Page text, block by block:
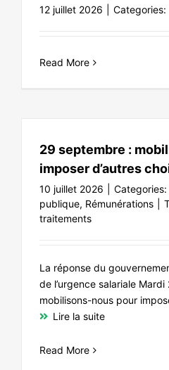
12 juillet 2026 Categories:
Read More
29 septembre :
imposer d’autres
10 juillet 2026 Categories:
publique, Rémunérations
traitements
La réponse du
de l’urgence salariale
mobilisons-nous pour
Lire la suite
Read More